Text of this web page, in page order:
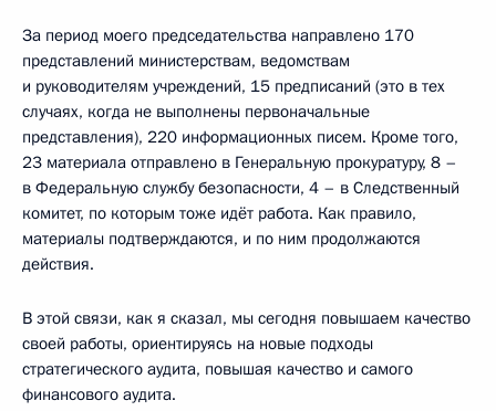
За период моего председательства направлено 170
представлений министерствам, ведомствам
и руководителям учреждений, 15 предписаний (это в тех
случаях, когда не выполнены первоначальные
представления), 220 информационных писем. Кроме того,
23 материала отправлено в Генеральную прокуратуру, 8 –
в Федеральную службу безопасности, 4 – в Следственный
комитет, по которым тоже идёт работа. Как правило,
материалы подтверждаются, и по ним продолжаются
действия.
В этой связи, как я сказал, мы сегодня повышаем качество
своей работы, ориентируясь на новые подходы
стратегического аудита, повышая качество и самого
финансового аудита.